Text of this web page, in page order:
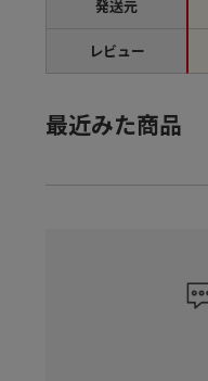
発送元
レビュー
最近みた商品